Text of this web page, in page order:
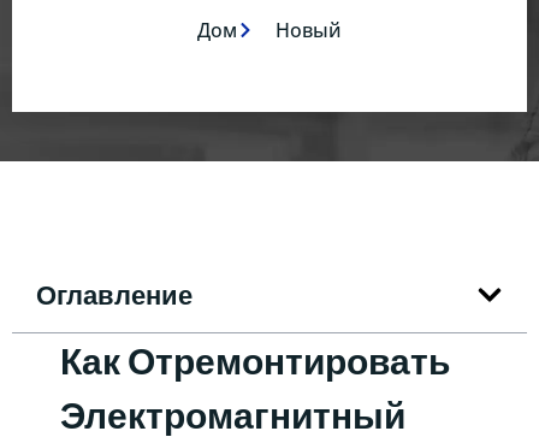
Дом Новый
Оглавление
Как Отремонтировать
Электромагнитный